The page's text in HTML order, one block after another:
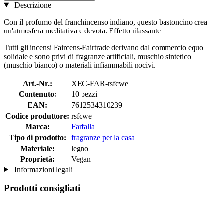
Descrizione
Con il profumo del franchincenso indiano, questo bastoncino crea
un'atmosfera meditativa e devota. Effetto rilassante
Tutti gli incensi Faircens-Fairtrade derivano dal commercio equo
solidale e sono privi di fragranze artificiali, muschio sintetico
(muschio bianco) o materiali infiammabili nocivi.
Art.-Nr.:
XEC-FAR-rsfcwe
Contenuto:
10 pezzi
EAN:
7612534310239
Codice produttore: rsfcwe
Marca:
Farfalla
Tipo di prodotto:
fragranze per la casa
Materiale:
legno
Proprietà:
Vegan
Informazioni legali
Prodotti consigliati